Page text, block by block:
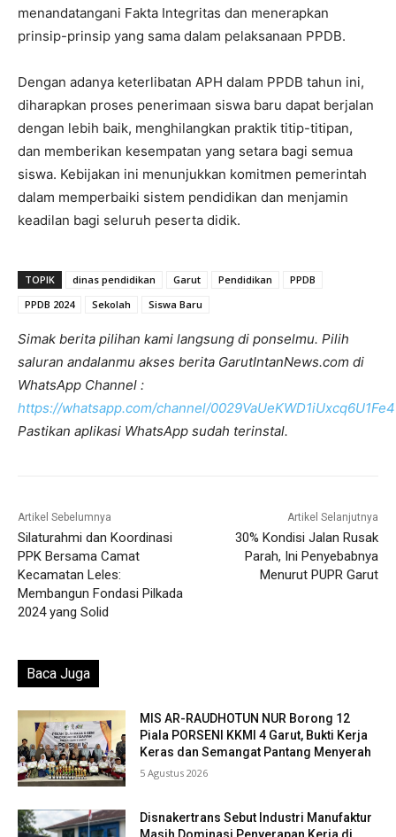
menandatangani Fakta Integritas dan menerapkan
prinsip-prinsip yang sama dalam pelaksanaan PPDB.
Dengan adanya keterlibatan APH dalam PPDB tahun ini,
diharapkan proses penerimaan siswa baru dapat berjalan
dengan lebih baik, menghilangkan praktik titip-titipan,
dan memberikan kesempatan yang setara bagi semua
siswa. Kebijakan ini menunjukkan komitmen pemerintah
dalam memperbaiki sistem pendidikan dan menjamin
keadilan bagi seluruh peserta didik.
TOPIK dinas pendidikan Garut Pendidikan
PPDB
PPDB 2024
Sekolah Siswa Baru
Simak berita pilihan kami langsung di ponselmu. Pilih
saluran andalanmu akses berita GarutIntanNews.com di
WhatsApp Channel :
https://whatsapp.com/channel/
Pastikan aplikasi WhatsApp sudah terinstal.
Artikel Sebelumnya
Silaturahmi dan Koordinasi
PPK Bersama Camat
Kecamatan Leles:
Membangun Fondasi Pilkada
2024 yang Solid
Artikel Selanjutnya
30% Kondisi Jalan Rusak
Parah, Ini Penyebabnya
Menurut PUPR Garut
Baca Juga
MIS AR-RAUDHOTUN NUR Borong 12
Piala PORSENI KKMI 4 Garut, Bukti Kerja
Keras dan Semangat Pantang Menyerah
5 Agustus 2026
Disnakertrans Sebut Industri Manufaktur
Masih Dominasi Penyerapan Kerja di